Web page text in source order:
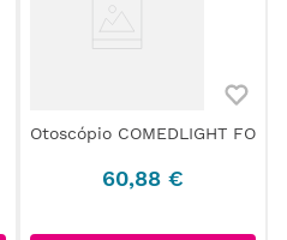
Otoscópio COMEDLIGHT FO
60,88 €